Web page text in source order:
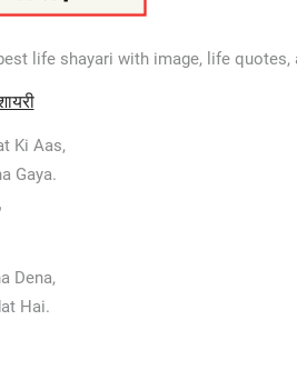
life shayari with image, life quotes,
Ki Aas,
Gaya.
Dena,
Hai.